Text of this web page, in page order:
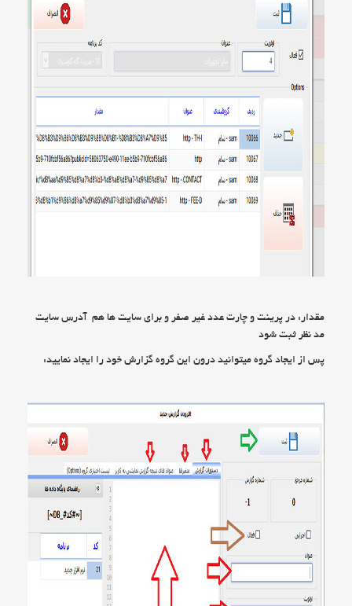
مقدار: در پرینت و چارت عدد غیر صفر و برای سایت ها هم آدرس سایت
مد نظر ثبت شود
پس از ایجاد گروه میتوانید درون این گروه گزارش خود را ایجاد نمایید: